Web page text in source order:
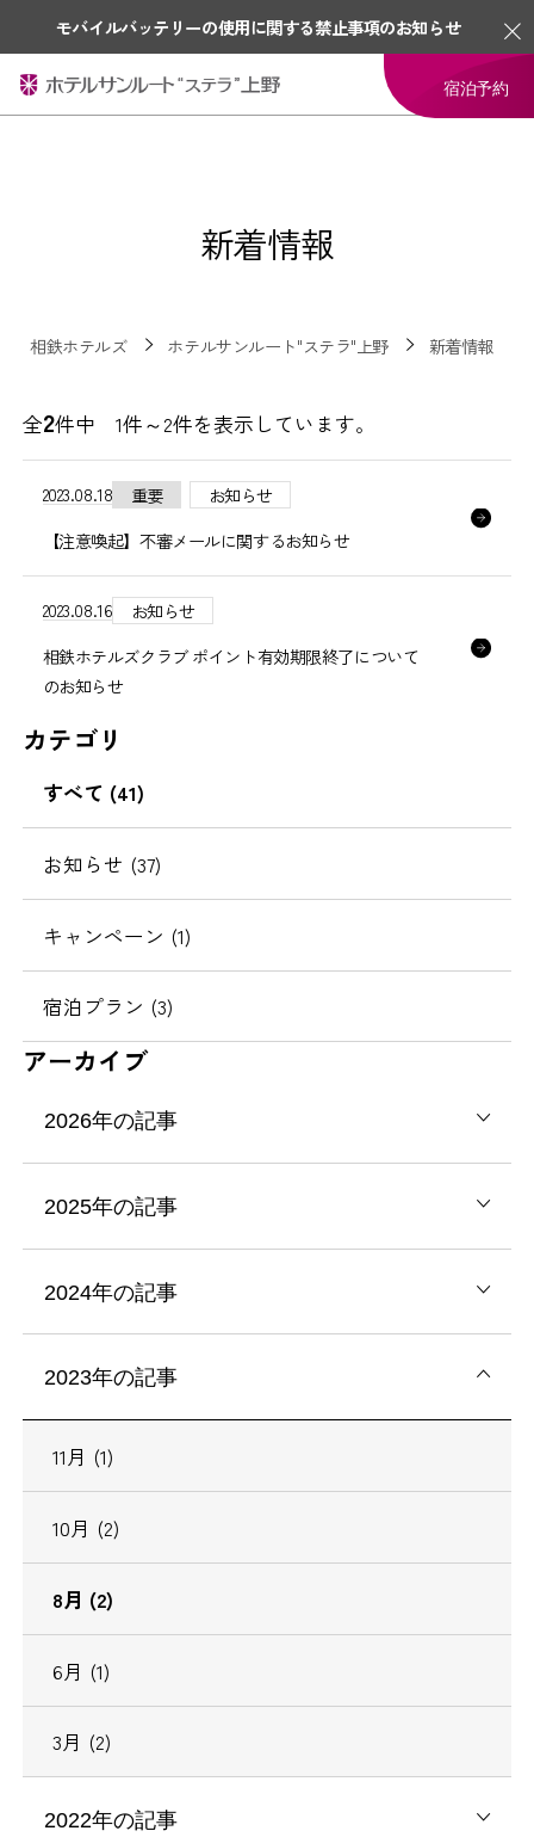
モバイルバッテリーの使用に関する禁止事項のお知らせ
宿泊予約
新着情報
相鉄ホテルズ ホテルサンルート"ステラ"上野 新着情報
全2件中 1件～2件を表示しています。
2023.08.18 重要
お知らせ
【注意喚起】不審メールに関するお知らせ
2023.08.16
お知らせ
相鉄ホテルズクラブ ポイント有効期限終了について
のお知らせ
カテゴリ
すべて (41)
お知らせ (37)
キャンペーン (1)
宿泊プラン (3)
アーカイブ
2026年の記事
2025年の記事
2024年の記事
2023年の記事
11月 (1)
10月 (2)
8月 (2)
6月 (1)
3月 (2)
2022年の記事